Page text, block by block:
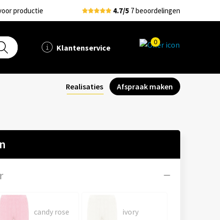
productie 4.7/5 7 beoordelingen
Klantenservice
0
Realisaties Afspraak maken
candy rose ivory